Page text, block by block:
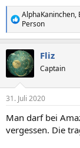
R
e
a
k
t
i
o
n
e
n
:
AlphaKaninchen,
Person
Fliz
Captain
31. Juli 2020
Man darf bei
vergessen. Die